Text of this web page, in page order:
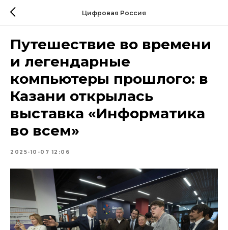
Цифровая Россия
Путешествие во времени
и легендарные
компьютеры прошлого: в
Казани открылась
выставка «Информатика
во всем»
2025-10-07 12:06